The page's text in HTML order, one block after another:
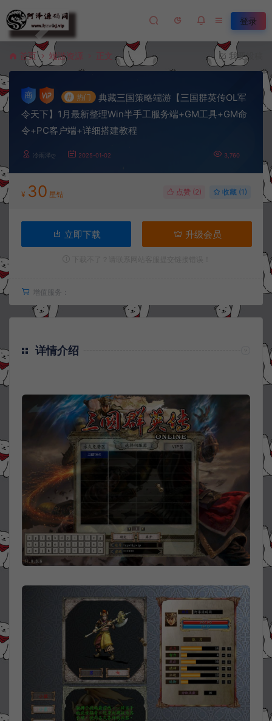
登录
首页 端游资源 正文 我要投稿
# 热门
典藏三国策略端游【三国群英传OL军
令天下】1月最新整理Win半手工服务端+GM工具+GM命
令+PC客户端+详细搭建教程
冷雨泽ღ 2025-01-02 3,760
¥ 30 星钻 点赞 (2) 收藏 (1)
立即下载 升级会员
增值服务：
详情介绍